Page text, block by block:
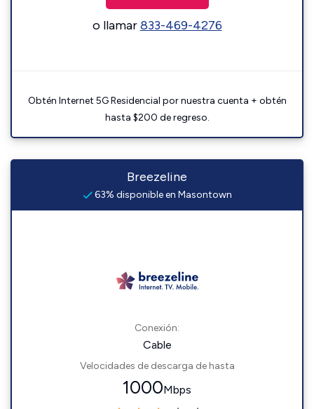
o llamar833-469-4276
Obtén Internet 5G Residencial por nuestra cuenta + obtén
hasta $200 de regreso.
Breezeline
63% disponible en Masontown
Conexión:
Cable
Velocidades de descarga de hasta
1000Mbps